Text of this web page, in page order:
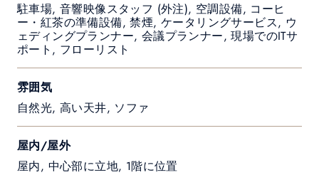
駐車場, 音響映像スタッフ (外注), 空調設備, コーヒ
ー・紅茶の準備設備, 禁煙, ケータリングサービス, ウ
ェディングプランナー, 会議プランナー, 現場でのITサ
ポート, フローリスト
雰囲気
自然光, 高い天井, ソファ
屋内/屋外
屋内, 中心部に立地, 1階に位置